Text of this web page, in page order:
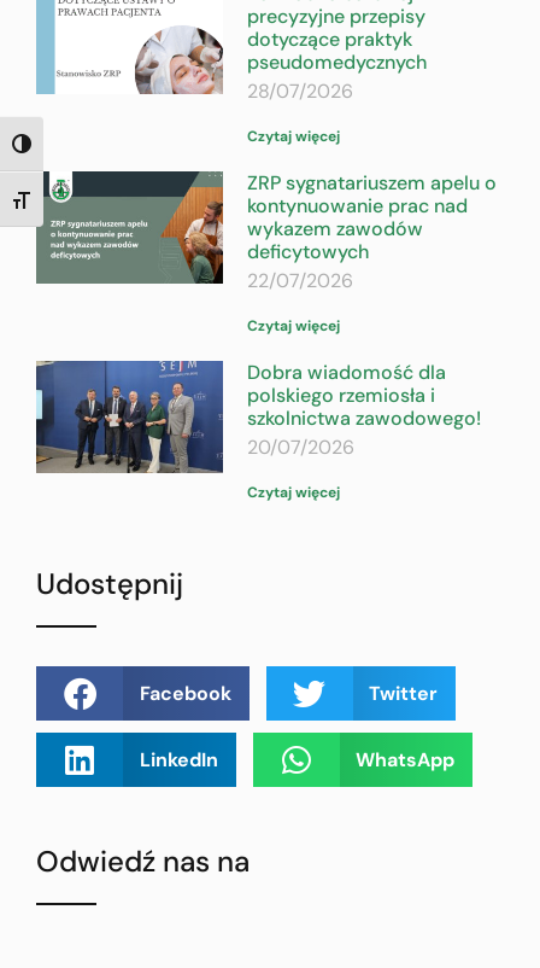
TOGGLE HIGH CONTRAST
TOGGLE FONT SIZE
precyzyjne przepisy
dotyczące praktyk
pseudomedycznych
28/07/2026
Czytaj więcej
ZRP sygnatariuszem apelu o
kontynuowanie prac nad
wykazem zawodów
deficytowych
22/07/2026
Czytaj więcej
Dobra wiadomość dla
polskiego rzemiosła i
szkolnictwa zawodowego!
20/07/2026
Czytaj więcej
Udostępnij
Facebook Twitter
LinkedIn WhatsApp
Odwiedź nas na